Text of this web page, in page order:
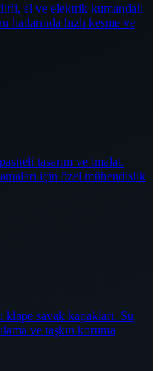
el ve elektrik kumandalı
hatlarında hızlı kesme ve
tasarım ve imalat.
için özel mühendislik
klape savak kapakları. Su
ve taşkın koruma